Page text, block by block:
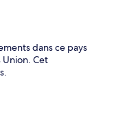
dans ce pays
Union. Cet